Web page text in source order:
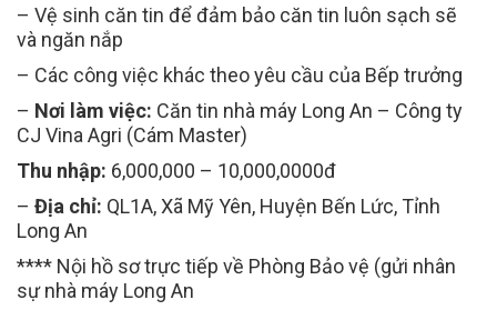
– Vệ sinh căn tin để đảm bảo căn tin luôn sạch sẽ
và ngăn nắp
– Các công việc khác theo yêu cầu của Bếp trưởng
– Nơi làm việc: Căn tin nhà máy Long An – Công ty
CJ Vina Agri (Cám Master)
Thu nhập: 6,000,000 – 10,000,0000đ
– Địa chỉ: QL1A, Xã Mỹ Yên, Huyện Bến Lức, Tỉnh
Long An
**** Nội hồ sơ trực tiếp về Phòng Bảo vệ (gửi nhân
sự nhà máy Long An